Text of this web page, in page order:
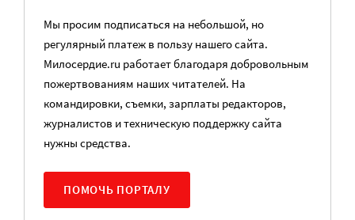
Мы просим подписаться на небольшой, но
регулярный платеж в пользу нашего сайта.
Милосердие.ru работает благодаря добровольным
пожертвованиям наших читателей. На
командировки, съемки, зарплаты редакторов,
журналистов и техническую поддержку сайта
нужны средства.
ПОМОЧЬ ПОРТАЛУ